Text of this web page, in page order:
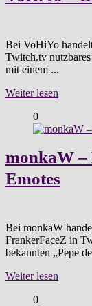
Bei VoHiYo
Twitch.tv
mit einem ...
Weiter lesen
0
monkaW –
Emotes
Bei monkaW
FrankerFaceZ in
bekannten „Pepe
Weiter lesen
0